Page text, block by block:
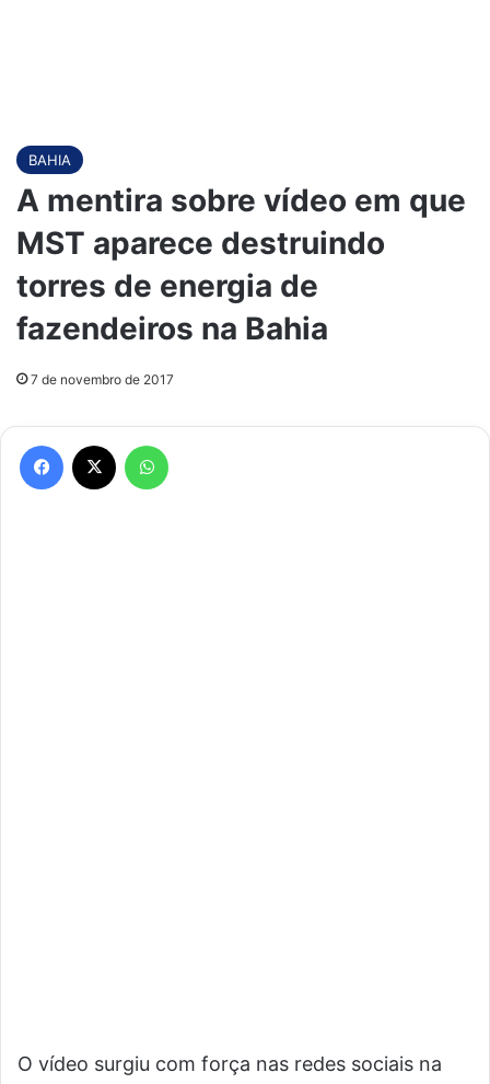
BAHIA
A mentira sobre vídeo em que
MST aparece destruindo
torres de energia de
fazendeiros na Bahia
7 de novembro de 2017
O vídeo surgiu com força nas redes sociais na